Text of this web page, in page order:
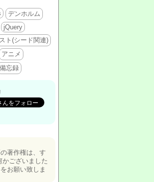
デンホルム
jQuery
ト(シード関連)
アニメ
備忘録
著作権は、す
かございました
お願い致しま